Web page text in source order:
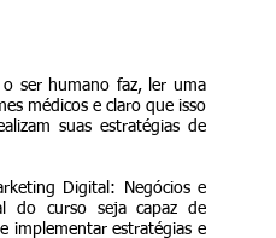
ser humano faz, ler uma
médicos e claro que isso
suas estratégias de
Digital: Negócios e
do curso seja capaz de
implementar estratégias e